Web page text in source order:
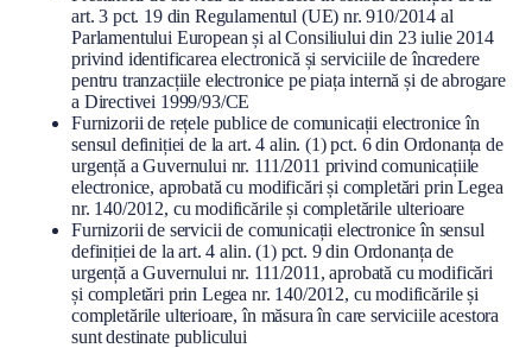
art. 3 pct. 19 din Regulamentul (UE) nr. 910/2014 al
Parlamentului European și al Consiliului din 23 iulie 2014
privind identificarea electronică și serviciile de încredere
pentru tranzacțiile electronice pe piața internă și de abrogare
a Directivei 1999/93/CE
Furnizorii de rețele publice de comunicații electronice în
sensul definiției de la art. 4 alin. (1) pct. 6 din Ordonanța de
urgență a Guvernului nr. 111/2011 privind comunicațiile
electronice, aprobată cu modificări și completări prin Legea
nr. 140/2012, cu modificările și completările ulterioare
Furnizorii de servicii de comunicații electronice în sensul
definiției de la art. 4 alin. (1) pct. 9 din Ordonanța de
urgență a Guvernului nr. 111/2011, aprobată cu modificări
și completări prin Legea nr. 140/2012, cu modificările și
completările ulterioare, în măsura în care serviciile acestora
sunt destinate publicului